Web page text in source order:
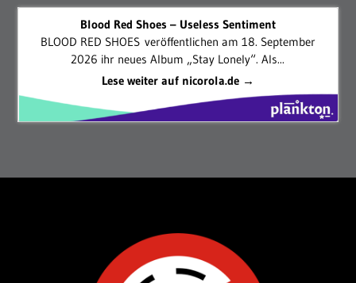
Blood Red Shoes – Useless Sentiment
BLOOD RED SHOES veröffentlichen am 18. September
2026 ihr neues Album „Stay Lonely“. Als...
Lese weiter auf nicorola.de →